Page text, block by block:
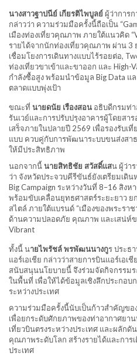
นางสาวฐาปนีย์ เกียรติไพบูลย์ผู้ว่าการ
กล่าวว่า ความร่วมมือครั้งนี้ถือเป็น
เมืองท่องเที่ยวคุณภาพ ภายใต้แนวคิด
รายได้จากนักท่องเที่ยวคุณภาพ ผ่าน 3
เชื่อมโยงการเดินทางแบบไร้รอยต่อ,
ท่องเที่ยวขาเข้าและขาออก และ High-
กำลังซื้อสูง พร้อมนำข้อมูล Big Data แ
ตลาดแบบพุ่งเป้า
ขณะที่ นายดนัย เรืองสอน อธิบดีกรมท่า
รันเวย์และการปรับปรุงอาคารผู้โดยสา
เสร็จภายในปลายปี 2569 เพื่อรองรับเ
แบบ ควบคู่กับการพัฒนาระบบขนส่งสา
ให้มีประสิทธิภาพ
นอกจากนี้นายสิทธิชัย สวัสดิ์แสน ผู้ว่า
ว่า จังหวัดประจวบคีรีขันธ์ยังเตรียมเดิ
Big Campaign ระหว่างวันที่ 8–16 สิ
พร้อมขับเคลื่อนยุทธศาสตร์ระยะยาว ย
สไตล์ ภายใต้แบรนด์ “เมืองของพระรา
ด้านความปลอดภัย คุณภาพ และเสน่ห์ข
Vibrant
ทั้งนี้ นายไพรัชล์ พรพัฒนนางกูร ประธ
แอร์เอเชีย กล่าวว่าสายการบินแอร์เอ
สนับสนุนนโยบายนี้ จึงร่วมจัดกิจกรรม
ในพื้นที่ เพื่อให้ได้ข้อมูลเชิงลึกประกอบ
ระหว่างประเทศ
ความร่วมมือครั้งนี้นับเป็นก้าวสำคัญขอ
เพื่อยกระดับศักยภาพของท่าอากาศยา
เที่ยวบินตรงระหว่างประเทศ และผลัก
คุณภาพระดับโลก สร้างรายได้และการ
ประเทศ